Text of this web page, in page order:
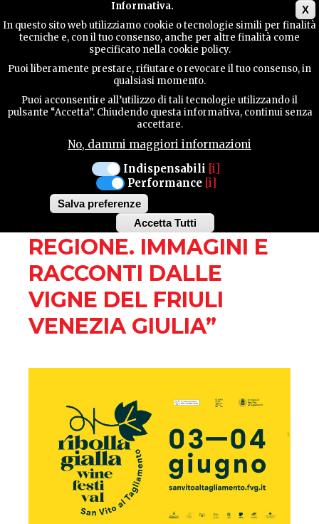
X
Informativa.
In questo sito web utilizziamo cookie o tecnologie simili per finalità
tecniche e, con il tuo consenso, anche per altre finalità come
specificato nella cookie policy.
Puoi liberamente prestare, rifiutare o revocare il tuo consenso, in
qualsiasi momento.
Puoi acconsentire all’utilizzo di tali tecnologie utilizzando il
pulsante “Accetta”. Chiudendo questa informativa, continui senza
accettare.
No, dammi maggiori informazioni
Indispensabili [i]
Performance [i]
Salva preferenze
Accetta Tutti
Withdraw
consent
CONTATTI
MANIFESTAZIONI
SAN VITO AL TAGLIAMENTO
DOMENICA 4 GIUGNO - ORE 11.00
DEGUSTAZIONE
GUIDATA “RIBOLLA
GIALLA, UN VINO, UNA
REGIONE. IMMAGINI E
RACCONTI DALLE
VIGNE DEL FRIULI
VENEZIA GIULIA”